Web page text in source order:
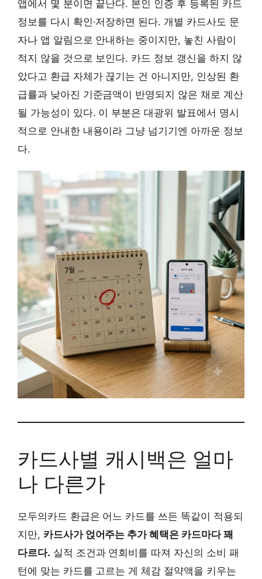
앱에서 몇 분이면 끝난다. 본인 인증 후 등록된 카드
정보를 다시 확인·저장하면 된다. 개별 카드사도 문
자나 앱 알림으로 안내하는 중이지만, 놓친 사람이
적지 않을 것으로 보인다. 카드 정보 갱신을 하지 않
았다고 환급 자체가 끊기는 건 아니지만, 인상된 환
급률과 낮아진 기준금액이 반영되지 않은 채로 계산
될 가능성이 있다. 이 부분은 대광위 발표에서 명시
적으로 안내한 내용이라 그냥 넘기기엔 아까운 정보
다.
카드사별 캐시백은 얼마
나 다른가
모두의카드 환급은 어느 카드를 쓰든 똑같이 적용되
지만, 카드사가 얹어주는 추가 혜택은 카드마다 꽤
다르다. 실적 조건과 연회비를 따져 자신의 소비 패
턴에 맞는 카드를 고르는 게 체감 절약액을 키우는